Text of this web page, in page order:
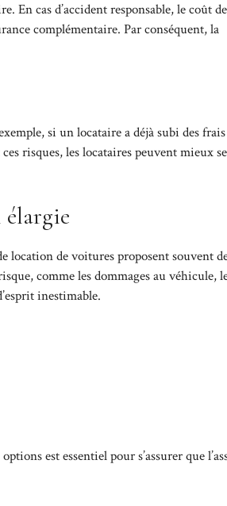
En cas d’accident responsable, le coût
complémentaire. Par conséquent, la
si un locataire a déjà subi des
risques, les locataires peuvent mieux se
élargie
location de voitures proposent souvent
comme les dommages au véhicule,
inestimable.
est essentiel pour s’assurer que